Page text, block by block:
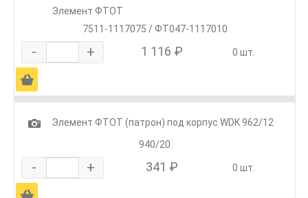
Элемент ФТОТ
7511-1117075 / ФТ047-1117010
- + 1 116 ₽ 0 шт.
Ä
1
Элемент ФТОТ (патрон) под корпус WDK 962/12
940/20
- + 341 ₽ 0 шт.